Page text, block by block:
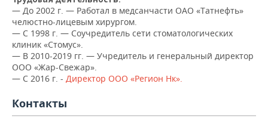
НЕФТЕХИМИЯ
НЕФТЬ
ОПК
РОЗНИЧНАЯ ТОРГОВЛЯ
ТРАНСПОРТ
УСЛУГИ
НОВОСТИ ТЕХНОЛОГИЙ
IT
МЕДИА
ТЕЛЕКОММУНИКАЦИИ
МЕРОПРИЯТИЯ
НОВОСТИ МЕРОПРИЯТИЙ
ВЫЕЗДНАЯ РЕДАКЦИЯ
БИЗНЕС-БРАНЧИ
СПОРТ
НОВОСТИ СПОРТА
ФУТБОЛ
ОБЩЕСТВО
НОВОСТИ ОБЩЕСТВА
ФОТОГАЛЕРЕЯ
— До 2002 г. — Работал в медсанчасти ОАО «Татнефть»
челюстно-лицевым хирургом.
— С 1998 г. — Соучредитель сети стоматологических
клиник «Стомус».
— В 2010-2019 гг. — Учредитель и генеральный директор
ООО «Жар-Свежар».
— С 2016 г. - Директор ООО «Регион Нк».
Контакты